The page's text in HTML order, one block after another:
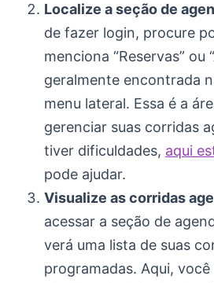
Localize a seção de
de fazer login, procure
menciona “Reservas” ou
geralmente encontrada
menu lateral. Essa é a
gerenciar suas corridas
tiver dificuldades, aqui
pode ajudar.
Visualize as corridas
acessar a seção de
verá uma lista de suas
programadas. Aqui,